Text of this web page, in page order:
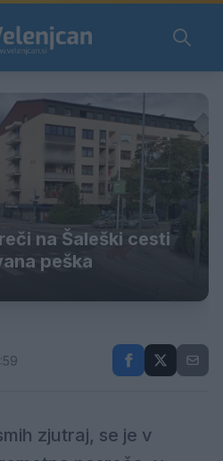
na Šaleški cesti
peška
zjutraj, se je v